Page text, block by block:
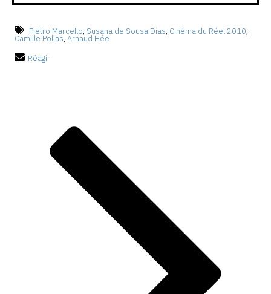
Pietro Marcello, Susana de Sousa Dias, Cinéma du Réel 2010,
Camille Pollas, Arnaud Hée
Réagir